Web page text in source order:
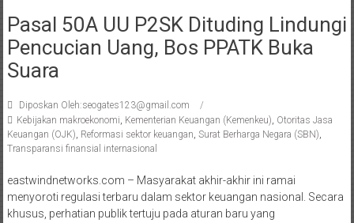
Pasal 50A UU P2SK Dituding Lindungi
Pencucian Uang, Bos PPATK Buka
Suara
Diposkan Oleh:seogates123@gmail.com
Kebijakan makroekonomi, Kementerian Keuangan (Kemenkeu), Otoritas Jasa
Keuangan (OJK), Reformasi sektor keuangan, Surat Berharga Negara (SBN),
Transparansi finansial internasional
eastwindnetworks.com – Masyarakat akhir-akhir ini ramai
menyoroti regulasi terbaru dalam sektor keuangan nasional. Secara
khusus, perhatian publik tertuju pada aturan baru yang